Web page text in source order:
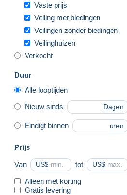
Vaste prijs
Veiling met biedingen
Veilingen zonder biedingen
Veilinghuizen
Verkocht
Duur
Alle looptijden
Nieuw sinds Dagen
Eindigt binnen uren
Prijs
Van US$ tot US$
Alleen met korting
Gratis levering